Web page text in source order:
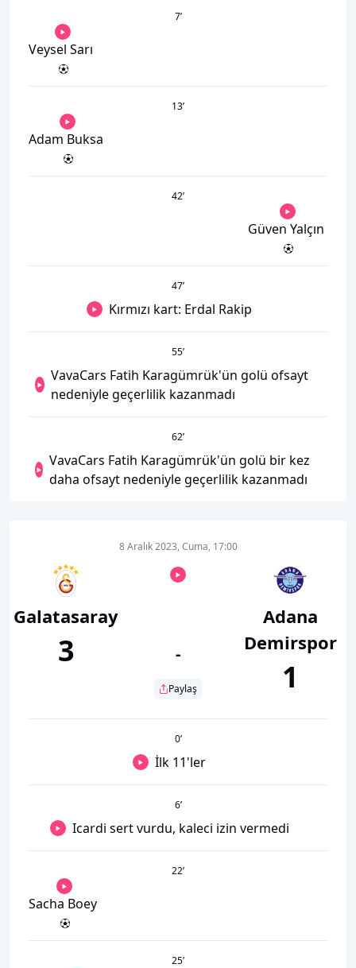
7’
Veysel Sarı
13’
Adam Buksa
42’
Güven Yalçın
47’
Kırmızı kart: Erdal Rakip
55’
VavaCars Fatih Karagümrük'ün golü ofsayt
nedeniyle geçerlilik kazanmadı
62’
VavaCars Fatih Karagümrük'ün golü bir kez
daha ofsayt nedeniyle geçerlilik kazanmadı
Galatasaray
3
8 Aralık 2023, Cuma, 17:00
-
Paylaş
Adana
Demirspor
1
0’
İlk 11'ler
6’
Icardi sert vurdu, kaleci izin vermedi
22’
Sacha Boey
25’